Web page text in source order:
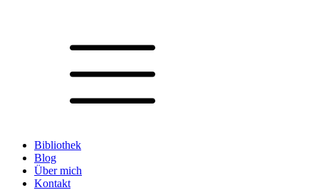
Bibliothek
Blog
Über mich
Kontakt